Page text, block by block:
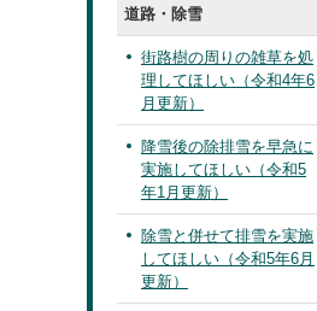
道路・除雪
街路樹の周りの雑草を処
理してほしい（令和4年6
月更新）
降雪後の除排雪を早急に
実施してほしい（令和5
年1月更新）
除雪と併せて排雪を実施
してほしい（令和5年6月
更新）